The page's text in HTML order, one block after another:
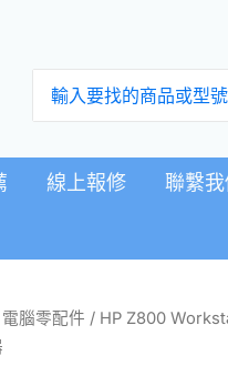
尋：
線上報修 聯繫我
電腦零配件 / HP Z800